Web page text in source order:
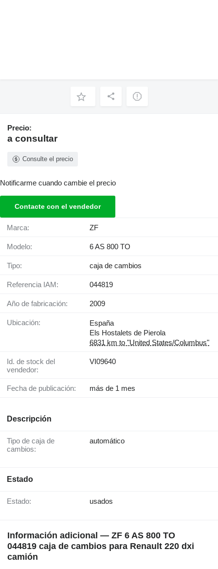
Precio:
a consultar
Consulte el precio
Notificarme cuando cambie el precio
Contacte con el vendedor
Marca: ZF
Modelo: 6 AS 800 TO
Tipo: caja de cambios
Referencia IAM: 044819
Año de fabricación: 2009
Ubicación:
España
Els Hostalets de Pierola
6831 km to "United States/Columbus"
Id. de stock del
vendedor:
VI09640
Fecha de publicación: más de 1 mes
Descripción
Tipo de caja de
cambios:
automático
Estado
Estado: usados
Información adicional — ZF 6 AS 800 TO
044819 caja de cambios para Renault 220 dxi
camión